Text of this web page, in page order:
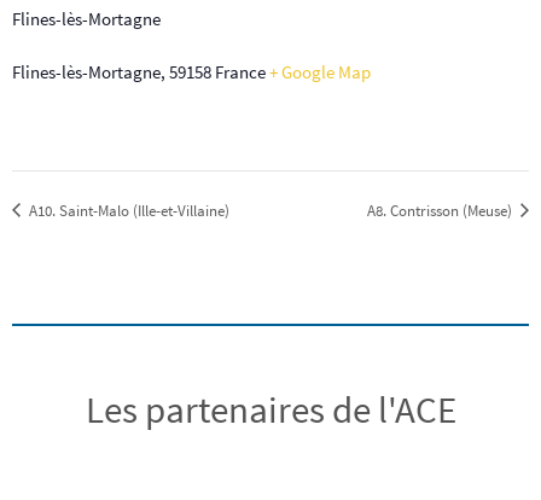
Flines-lès-Mortagne
Flines-lès-Mortagne, 59158 France+ Google Map
A10. Saint-Malo (Ille-et-Villaine) A8. Contrisson (Meuse)
Les partenaires de l'ACE